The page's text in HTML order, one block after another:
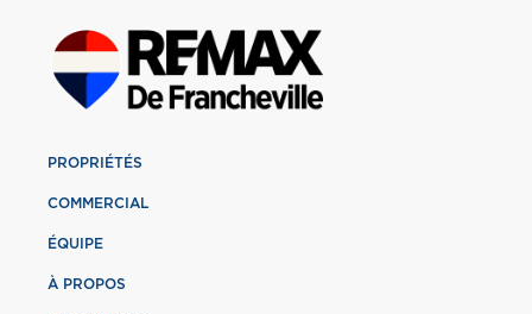
PROPRIÉTÉS
COMMERCIAL
ÉQUIPE
À PROPOS